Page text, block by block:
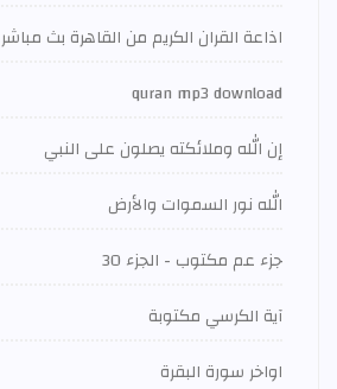
اذاعة القران الكريم من القاهرة بث مباشر
quran mp3 download
إن الله وملائكته يصلون على النبي
الله نور السموات والأرض
جزء عم مكتوب - الجزء 30
آية الكرسي مكتوبة
اواخر سورة البقرة